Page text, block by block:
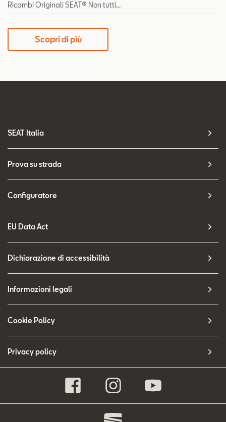
Ricambi Originali SEAT® Non tutti...
Scopri di più
SEAT Italia
Prova su strada
Configuratore
EU Data Act
Dichiarazione di accessibilità
Informazioni legali
Cookie Policy
Privacy policy